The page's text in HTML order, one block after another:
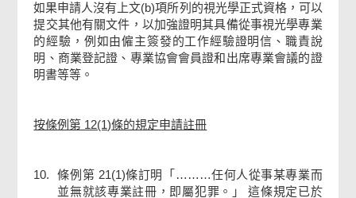
如果申請人沒有上文(b)項所列的視光學正式資格，可以
提交其他有關文件，以加強證明其具備從事視光學專業
的經驗，例如由僱主簽發的工作經驗證明信、職責說
明、商業登記證、專業協會會員證和出席專業會議的證
明書等等。
按條例第 12(1)條的規定申請註冊
10.
條例第 21(1)條訂明「………任何人從事某專業而
並無就該專業註冊，即屬犯罪。」 這條規定已於